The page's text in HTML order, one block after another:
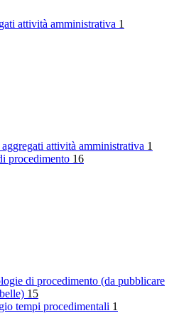
attività amministrativa 1
attività amministrativa 1
procedimento 16
di procedimento (da pubblicare
15
tempi procedimentali 1